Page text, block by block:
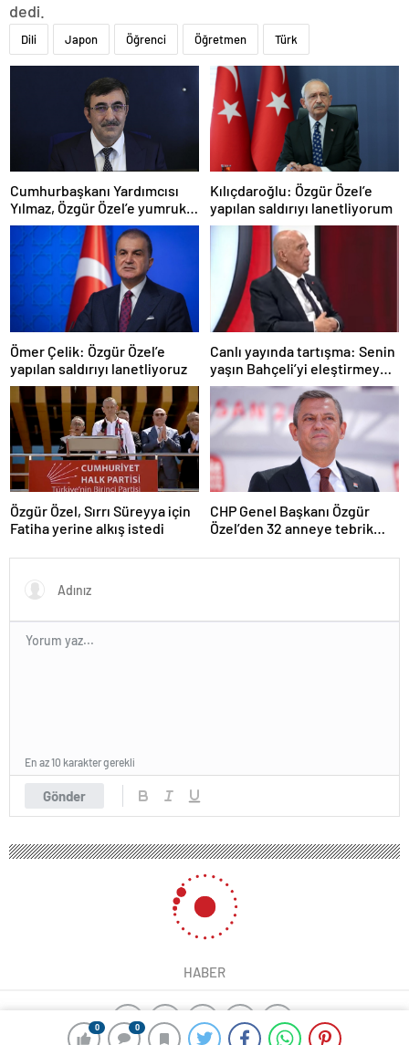
0 0
dedi.
Dili Japon Öğrenci Öğretmen Türk
Cumhurbaşkanı Yardımcısı
Yılmaz, Özgür Özel’e yumruklu
saldırıyı kınadı
Kılıçdaroğlu: Özgür Özel’e
yapılan saldırıyı lanetliyorum
Ömer Çelik: Özgür Özel’e
yapılan saldırıyı lanetliyoruz
Canlı yayında tartışma: Senin
yaşın Bahçeli’yi eleştirmeye
yetmez
Özgür Özel, Sırrı Süreyya için
Fatiha yerine alkış istedi
CHP Genel Başkanı Özgür
Özel’den 32 anneye tebrik
Gönder
En az 10 karakter gerekli
HABER